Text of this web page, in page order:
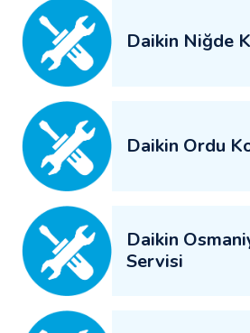
Daikin Niğde
Daikin Ordu
Daikin
Servisi